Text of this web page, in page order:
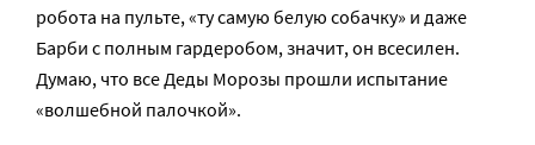
робота на пульте, «ту самую белую собачку» и даже
Барби с полным гардеробом, значит, он всесилен.
Думаю, что все Деды Морозы прошли испытание
«волшебной палочкой».